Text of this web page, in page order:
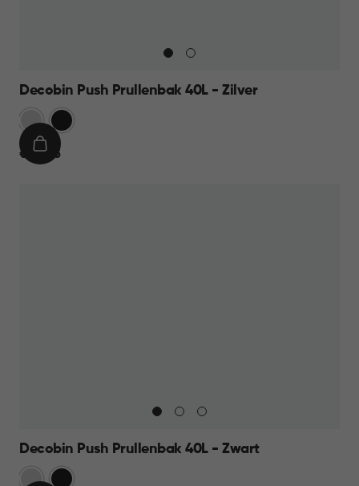
Decobin Push Prullenbak 40L - Zilver
Zwart
€
€ 44,95
IN
Decobin Push Prullenbak 40L - Zwart
Zwart